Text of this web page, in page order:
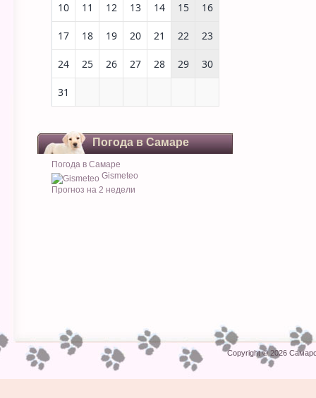
10 11 12 13 14 15 16
17 18 19 20 21 22 23
24 25 26 27 28 29 30
31
Погода в Самаре
Погода в Самаре
Gismeteo
Прогноз на 2 недели
Copyright © 2026